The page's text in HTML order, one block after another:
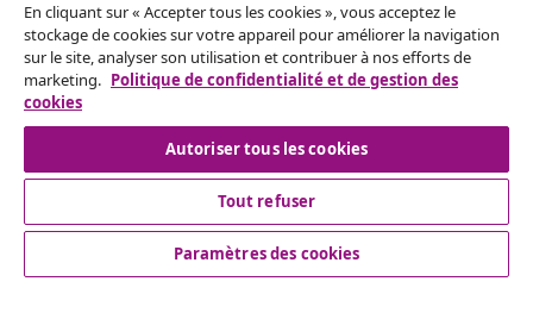
vidaXL
More content links
© 2008-2026 www.vidaxl.ch est un site web de TM
En cliquant sur « Accepter tous les cookies », vous acceptez le
stockage de cookies sur votre appareil pour améliorer la navigation
sur le site, analyser son utilisation et contribuer à nos efforts de
marketing. Politique de confidentialité et de gestion des
cookies
Autoriser tous les cookies
Tout refuser
Paramètres des cookies